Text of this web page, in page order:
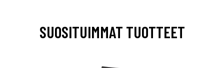
SUOSITUIMMAT TUOTTEET